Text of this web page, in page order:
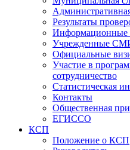
Результаты
Информационные
Учрежденные
Официальные
Участие в
сотрудничество
Статистическая
Контакты
Общественная
ЕГИССО
КСП
Положение о КСП